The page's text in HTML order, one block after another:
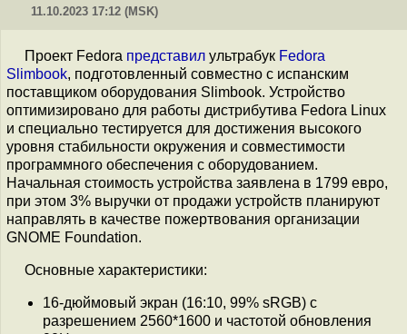
11.10.2023 17:12 (MSK)
Проект Fedora представил ультрабук Fedora
Slimbook, подготовленный совместно с испанским
поставщиком оборудования Slimbook. Устройство
оптимизировано для работы дистрибутива Fedora Linux
и специально тестируется для достижения высокого
уровня стабильности окружения и совместимости
программного обеспечения с оборудованием.
Начальная стоимость устройства заявлена в 1799 евро,
при этом 3% выручки от продажи устройств планируют
направлять в качестве пожертвования организации
GNOME Foundation.
Основные характеристики:
16-дюймовый экран (16:10, 99% sRGB) с
разрешением 2560*1600 и частотой обновления